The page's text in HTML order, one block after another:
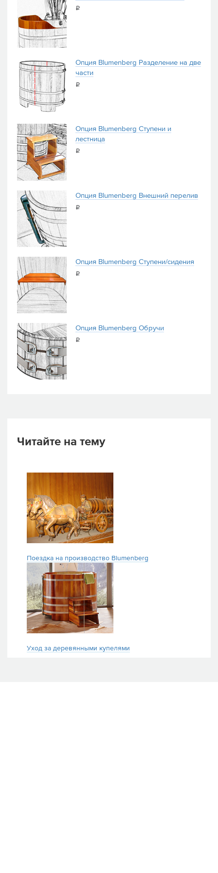
i
Опция Blumenberg Разделение на две
части
i
Опция Blumenberg Ступени и
лестница
i
Опция Blumenberg Внешний перелив
i
Опция Blumenberg Ступени/сидения
i
Опция Blumenberg Обручи
i
Читайте на тему
Поездка на производство Blumenberg
Уход за деревянными купелями